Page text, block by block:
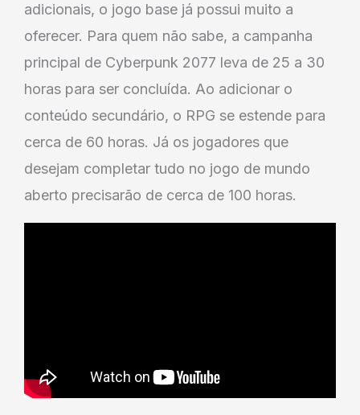
adicionais, o jogo base já possui muito a
oferecer. Para quem não sabe, a campanha
principal de Cyberpunk 2077 leva de 25 a 30
horas para ser concluída. Ao adicionar o
conteúdo secundário, o RPG se estende para
cerca de 60 horas. Já os jogadores que
desejam completar tudo no jogo de mundo
aberto precisarão de cerca de 100 horas.